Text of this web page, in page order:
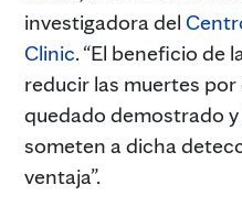
investigadora del
Clinic. “El beneficio de
reducir las muertes
quedado demostrado y
someten a dicha
ventaja”.